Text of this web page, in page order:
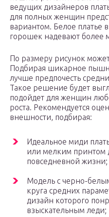
ведущих дизайнеров
для полных женщин
вариантом. Белое платье
горошек надевают более
По размеру рисунок
Подбирая шикарное
лучше предпочесть
Такое решение будет
подойдет для женщин
роста. Рекомендуется
внешности, подбирая:
Идеальное миди
или мелким принтом
повседневной жизни;
Модель с черно-
круга средних
дизайн которого
взыскательным леди;